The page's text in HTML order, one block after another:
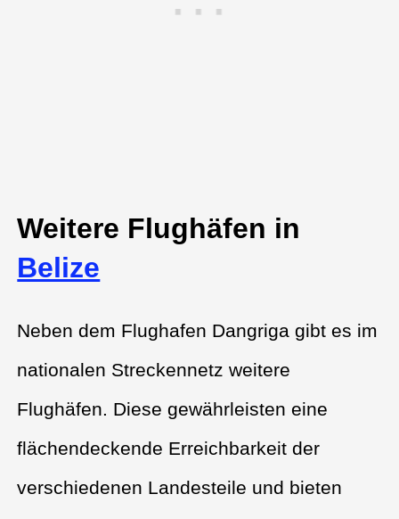
Weitere Flughäfen in
Belize
Neben dem Flughafen Dangriga gibt es im
nationalen Streckennetz weitere
Flughäfen. Diese gewährleisten eine
flächendeckende Erreichbarkeit der
verschiedenen Landesteile und bieten